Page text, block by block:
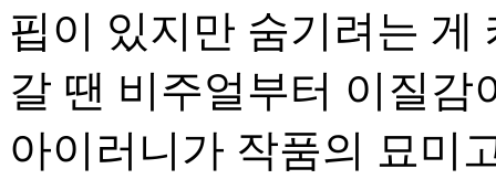
핍이 있지만 숨기려는 게
갈 땐 비주얼부터 이질감
아이러니가 작품의 묘미